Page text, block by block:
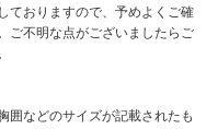
ておりますので、予めよくご確
ご不明な点がございましたらご
囲などのサイズが記載されたも